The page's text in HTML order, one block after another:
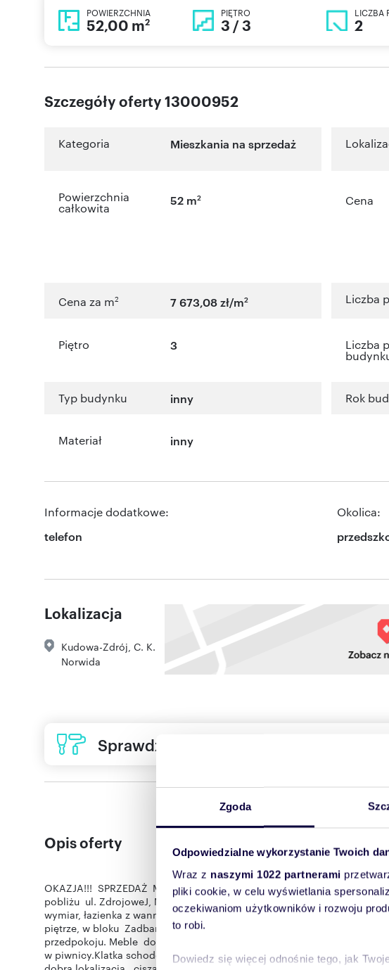
Zgoda
Odpowiedzialne wykorzystanie Twoich
Wraz z naszymi 1022 partnerami
pliki cookie, w celu wyświetlania
oczekiwaniom użytkowników i rozwoju
to robi.
Dowiedz się więcej odnośnie tego, jak
POWIERZCHNIA
52,00 m2
PIĘTRO
3 / 3
LICZBA
2
Szczegóły oferty 13000952
Kategoria Mieszkania na sprzedaż
Powierzchnia
całkowita
52 m2 Cena
Cena za m2 7 673,08 zł/m2 Liczba
Piętro 3 Liczba
Typ budynku inny Rok
Materiał inny
Informacje dodatkowe:
telefon
Okolica:
Lokalizacja
Kudowa-Zdrój C. K.
Norwida
Sprawdź ofertę usług remontowych
Opis oferty
OKAZJA!!! SPRZEDAŻ MIESZKANIE KUDOWA-ZDRÓJ bardzo dobra
pobliżu ul. ZdrojoweJ, Mieszkanie w pełni rozkładowe : dwa pokoje,
wymiar, łazienka z wanną oddzielnie wc , przedpokój, Mieszkanie
piętrze, w bloku Zadbane, czyste,nowe okna PCV na podłogach parkiet
przedpokoju. Meble do uzgodnienia., Ogrzewanie co piec gazowy
w piwnicy.Klatka schodowa zadbana czysta firma sprzątająca sprząta